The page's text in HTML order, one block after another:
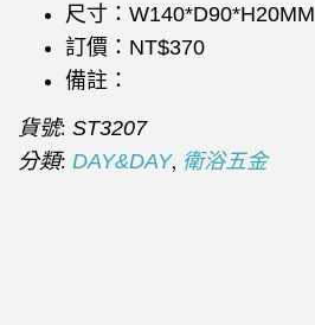
尺寸：W140*D90*H20MM
訂價：NT$370
備註：
貨號: ST3207
分類: DAY&DAY, 衛浴五金